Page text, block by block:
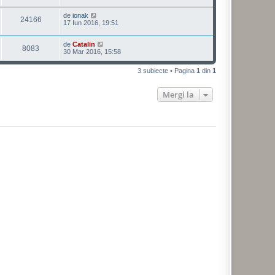
24166 de ionak
17 Iun 2016, 19:51
8083 de Catalin
30 Mar 2016, 15:58
3 subiecte • Pagina 1 din 1
Mergi la